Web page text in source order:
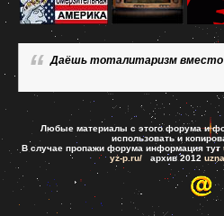
Даёшь тоталитаризм вместо
Любые материалы с этого форума и
использовать и
В случае пропажи форума информация тут
yz-p.ru/архив 2012